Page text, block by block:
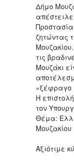
Δήμο
ζητώντας
τις
Μουζάκι
«ξέφραγο
Η
τον
Θέμα:
Μουζακίου
Αξιότιμε